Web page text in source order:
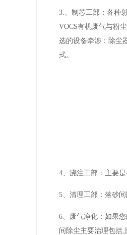
3.、制芯工部：各种
VOCS有机废气与粉
选的设备牵涉：除尘
式。
4、浇注工部：主要
5、清理工部：落砂
6、废气净化：如果
间除尘主要治理包括